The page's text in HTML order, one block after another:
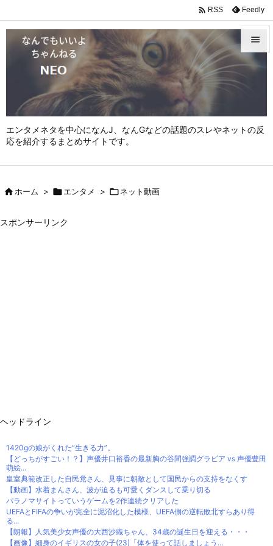
エンタメネタを中心になんJ、なんGなどの話題のスレやネットの反
応を紹介するまとめサイトです。



 RSS Feedly
ホーム > エンタメ > ネット動画
スポンサーリンク
ヘッドライン
1420gの娘がくれた“生きる力”。
【どっちがすごい！？】声優井口裕香の最新胸の谷間強調グラビア vs 声優豊田
萌絵...
皇室典範改正した自民党さん、見事に朝敵として国民からの支持をなくす
【動画】水着まんさん、波が迫るも可愛くダンスして乗り切る
パラノマサイトっていうゲームを2作連続クリアした
UEFAとFIFAの争いが完全に泥沼化した模様、UEFA側の逆転敗北すらあり得
る...
【朗報】人気美少女声優の大西沙織ちゃん、34歳の誕生日を迎える・・・
【画像】細身のイギリスの女の子(23)「体を使って話しましょう…